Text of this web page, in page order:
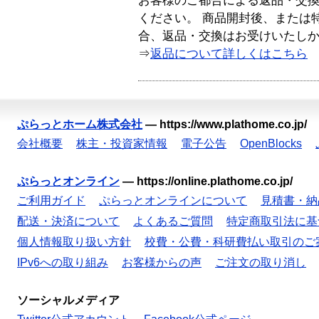
ください。 商品開封後、または
合、返品・交換はお受けいたし
⇒返品について詳しくはこちら
ぷらっとホーム株式会社 — https://www.plathome.co.jp/
会社概要
株主・投資家情報 電子公告 OpenBlocks
ぷらっとオンライン — https://online.plathome.co.jp/
ご利用ガイド
ぷらっとオンラインについて
見積書・
配送・決済について
よくあるご質問
特定商取引法に
個人情報取り扱い方針
校費・公費・科研費払い取引のご
IPv6への取り組み
お客様からの声 ご注文の取り消し
ソーシャルメディア